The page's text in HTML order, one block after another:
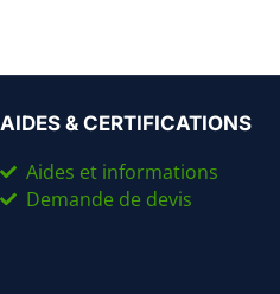
AIDES & CERTIFICATIONS
Aides et informations
Demande de devis